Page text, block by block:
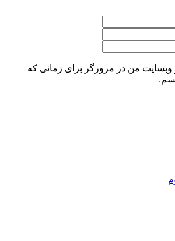
وبسایت من در مرورگر برای زمانی که